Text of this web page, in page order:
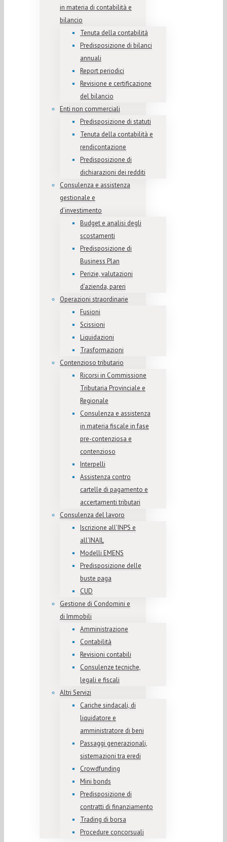
in materia di contabilità e
bilancio
Tenuta della contabilità
Predisposizione di bilanci
annuali
Report periodici
Revisione e certificazione
del bilancio
Enti non commerciali
Predisposizione di statuti
Tenuta della contabilità e
rendicontazione
Predisposizione di
dichiarazioni dei redditi
Consulenza e assistenza
gestionale e
d’investimento
Budget e analisi degli
scostamenti
Predisposizione di
Business Plan
Perizie, valutazioni
d’azienda, pareri
Operazioni straordinarie
Fusioni
Scissioni
Liquidazioni
Trasformazioni
Contenzioso tributario
Ricorsi in Commissione
Tributaria Provinciale e
Regionale
Consulenza e assistenza
in materia fiscale in fase
pre-contenziosa e
contenzioso
Interpelli
Assistenza contro
cartelle di pagamento e
accertamenti tributari
Consulenza del lavoro
Iscrizione all’INPS e
all’INAIL
Modelli EMENS
Predisposizione delle
buste paga
CUD
Gestione di Condomini e
di Immobili
Amministrazione
Contabilità
Revisioni contabili
Consulenze tecniche,
legali e fiscali
Altri Servizi
Cariche sindacali, di
liquidatore e
amministratore di beni
Passaggi generazionali,
sistemazioni tra eredi
Crowdfunding
Mini bonds
Predisposizione di
contratti di finanziamento
Trading di borsa
Procedure concorsuali